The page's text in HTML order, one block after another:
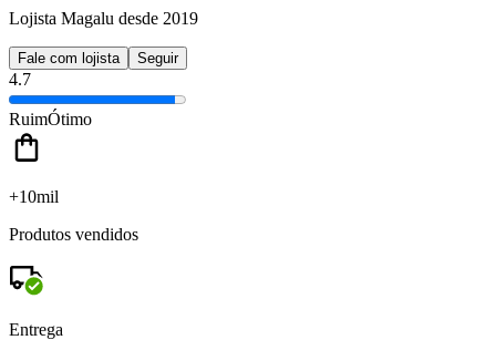
Lojista Magalu desde 2019
Fale com lojista Seguir
4.7
RuimÓtimo
+10mil
Produtos vendidos
Entrega